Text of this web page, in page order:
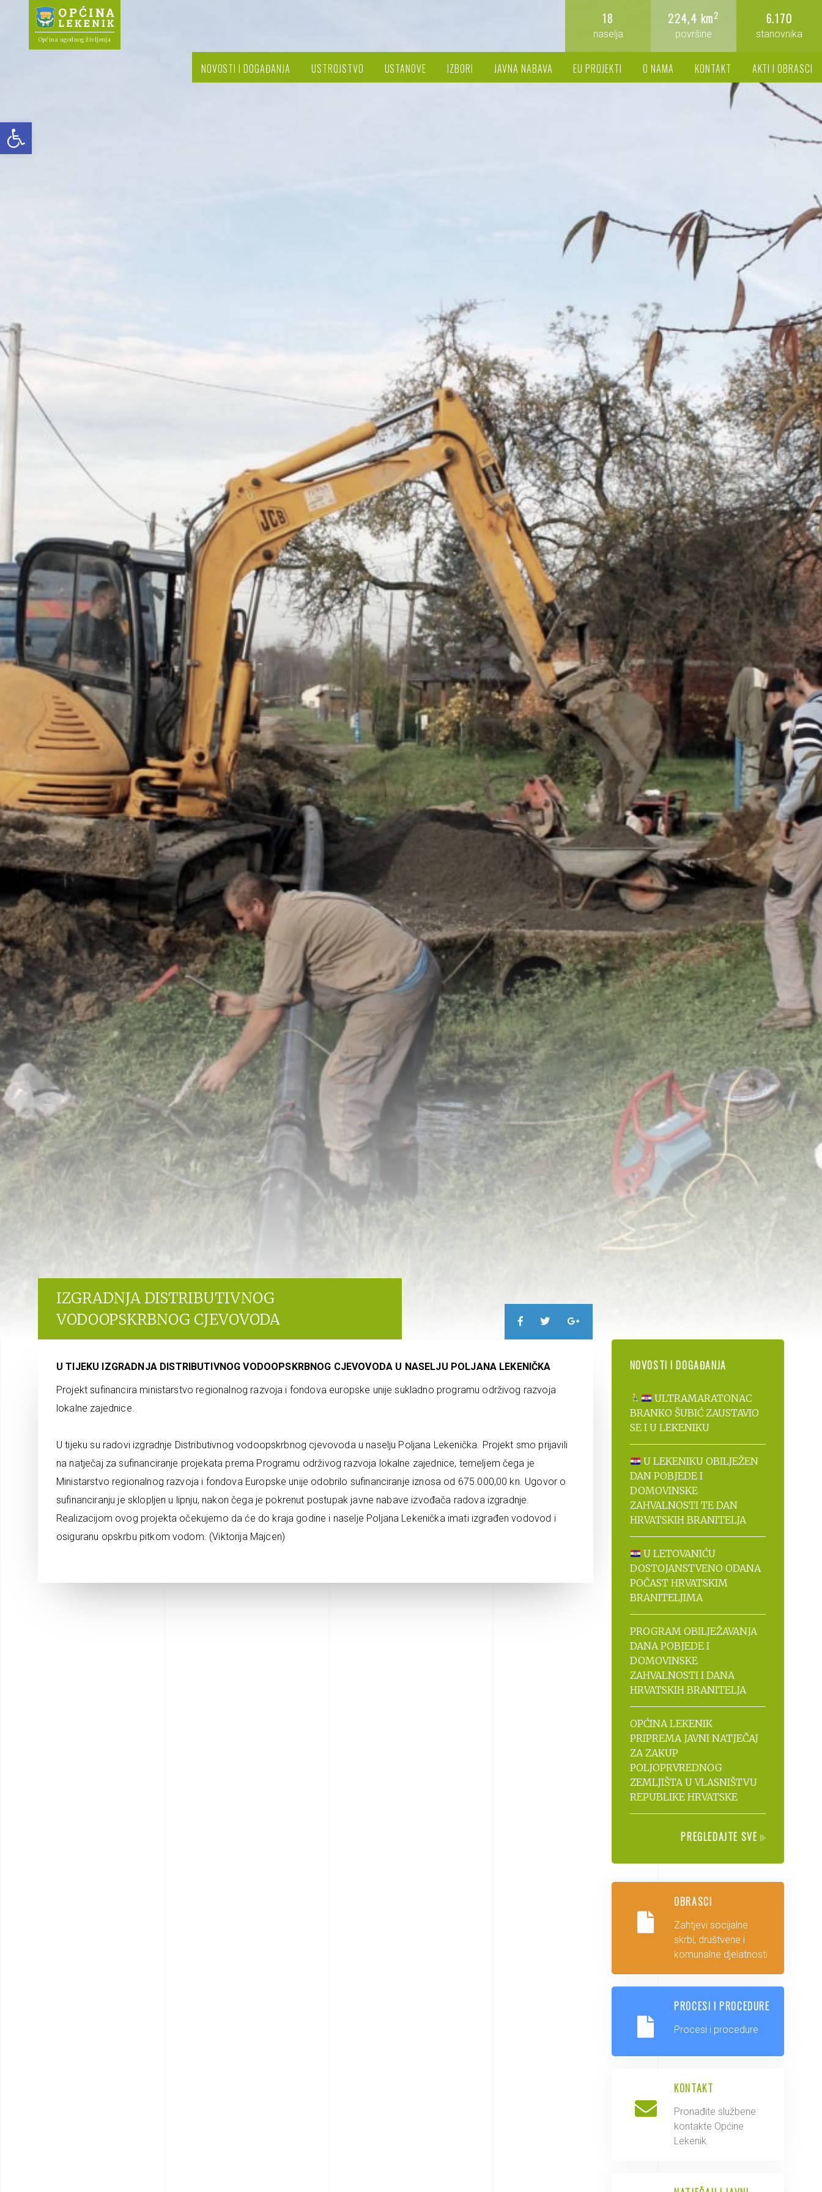
Open toolbar
Općina ugodnog življenja
6.170
stanovnika
224,4 km2
površine
18
naselja
NOVOSTI I DOGAĐANJA USTROJSTVO USTANOVE IZBORI JAVNA NABAVA EU PROJEKTI O NAMA KONTAKT AKTI I OBRASCI
IZGRADNJA DISTRIBUTIVNOG
VODOOPSKRBNOG CJEVOVODA
U TIJEKU IZGRADNJA DISTRIBUTIVNOG VODOOPSKRBNOG CJEVOVODA U NASELJU POLJANA LEKENIČKA
Projekt sufinancira ministarstvo regionalnog razvoja i fondova europske unije sukladno programu održivog razvoja
lokalne zajednice.
U tijeku su radovi izgradnje Distributivnog vodoopskrbnog cjevovoda u naselju Poljana Lekenička. Projekt smo prijavili
na natječaj za sufinanciranje projekata prema Programu održivog razvoja lokalne zajednice, temeljem čega je
Ministarstvo regionalnog razvoja i fondova Europske unije odobrilo sufinanciranje iznosa od 675.000,00 kn. Ugovor o
sufinanciranju je sklopljen u lipnju, nakon čega je pokrenut postupak javne nabave izvođača radova izgradnje.
Realizacijom ovog projekta očekujemo da će do kraja godine i naselje Poljana Lekenička imati izgrađen vodovod i
osiguranu opskrbu pitkom vodom. (Viktorija Majcen)
NOVOSTI I DOGAĐANJA
ULTRAMARATONAC
BRANKO ŠUBIĆ ZAUSTAVIO
SE I U LEKENIKU
U LEKENIKU OBILJEŽEN
DAN POBJEDE I
DOMOVINSKE
ZAHVALNOSTI TE DAN
HRVATSKIH BRANITELJA
U LETOVANIĆU
DOSTOJANSTVENO ODANA
POČAST HRVATSKIM
BRANITELJIMA
PROGRAM OBILJEŽAVANJA
DANA POBJEDE I
DOMOVINSKE
ZAHVALNOSTI I DANA
HRVATSKIH BRANITELJA
OPĆINA LEKENIK
PRIPREMA JAVNI NATJEČAJ
ZA ZAKUP
POLJOPRVREDNOG
ZEMLJIŠTA U VLASNIŠTVU
REPUBLIKE HRVATSKE
PREGLEDAJTE SVE
OBRASCI
Zahtjevi socijalne
skrbi, društvene i
komunalne djelatnosti
PROCESI I PROCEDURE
Procesi i procedure
KONTAKT
Pronađite službene
kontakte Općine
Lekenik